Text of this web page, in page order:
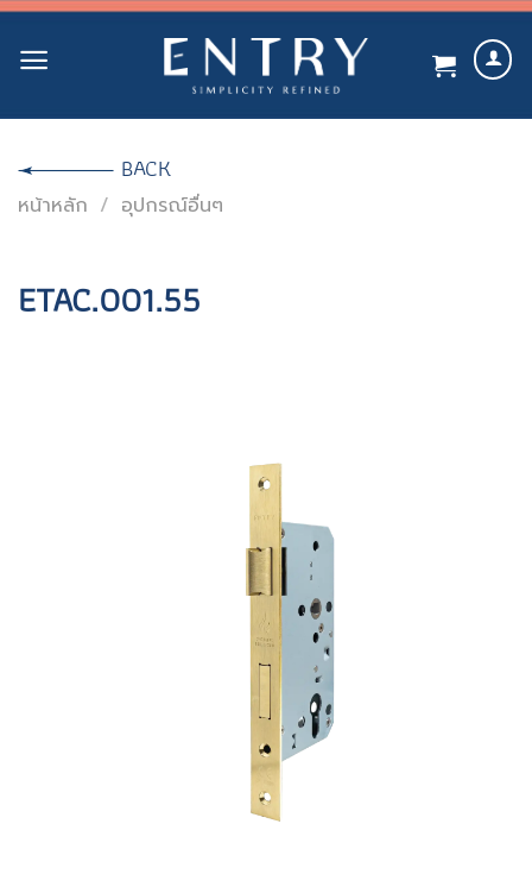
Skip
content
BACK
หน้าหลัก / อุปกรณ์อื่นๆ
ETAC.001.55